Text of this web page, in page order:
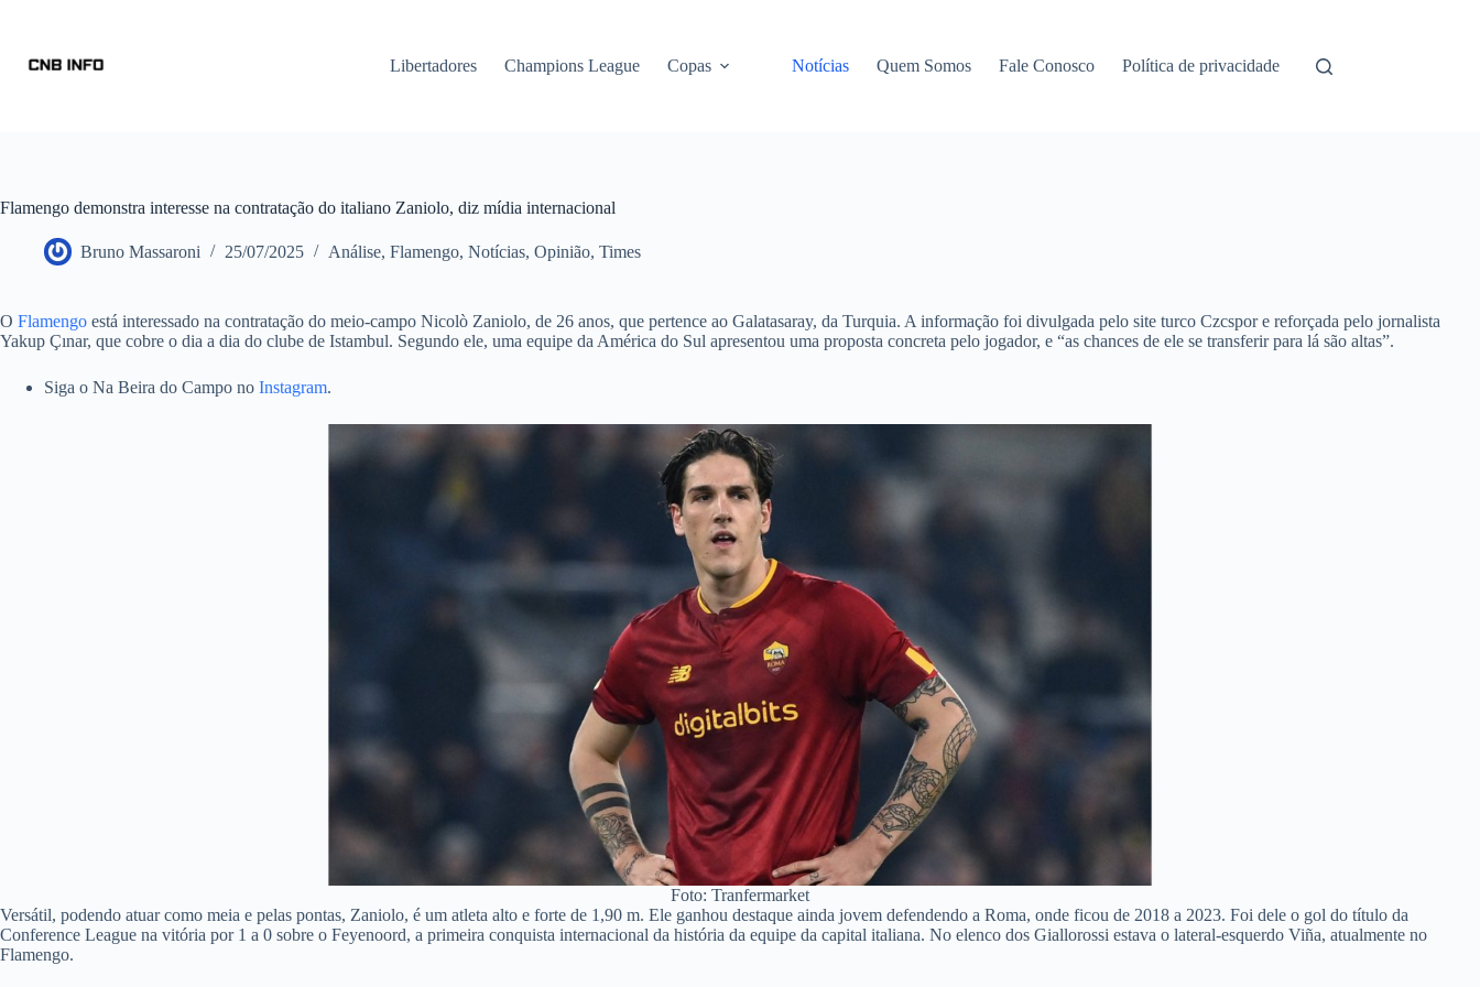
Libertadores Champions League Copas Notícias Quem Somos Fale Conosco Política de privacidade
Flamengo demonstra interesse na contratação do italiano Zaniolo, diz mídia internacional
Bruno Massaroni 25/07/2025 Análise, Flamengo, Notícias, Opinião, Times
O Flamengo está interessado na contratação do meio-campo Nicolò Zaniolo, de 26 anos, que pertence ao Galatasaray, da Turquia. A informação foi divulgada pelo site turco Czcspor e reforçada pelo jornalista
Yakup Çınar, que cobre o dia a dia do clube de Istambul. Segundo ele, uma equipe da América do Sul apresentou uma proposta concreta pelo jogador, e “as chances de ele se transferir para lá são altas”.
Siga o Na Beira do Campo no Instagram.
Foto: Tranfermarket
Versátil, podendo atuar como meia e pelas pontas, Zaniolo, é um atleta alto e forte de 1,90 m. Ele ganhou destaque ainda jovem defendendo a Roma, onde ficou de 2018 a 2023. Foi dele o gol do título da
Conference League na vitória por 1 a 0 sobre o Feyenoord, a primeira conquista internacional da história da equipe da capital italiana. No elenco dos Giallorossi estava o lateral-esquerdo Viña, atualmente no
Flamengo.